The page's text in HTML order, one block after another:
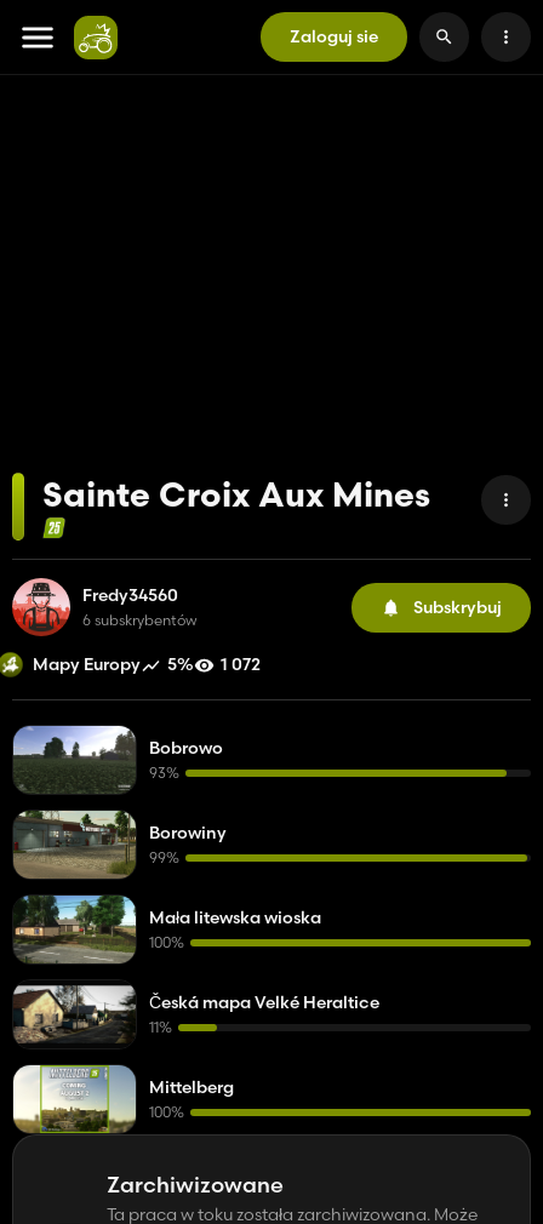
Zaloguj sie
Sainte Croix Aux Mines
Fredy34560
6 subskrybentów
Subskrybuj
Mapy Europy 5% 1 072
Zarchiwizowane
Ta praca w toku została zarchiwizowana. Może
Bobrowo
93%
Borowiny
99%
Mała litewska wioska
100%
Česká mapa Velké Heraltice
11%
Mittelberg
100%